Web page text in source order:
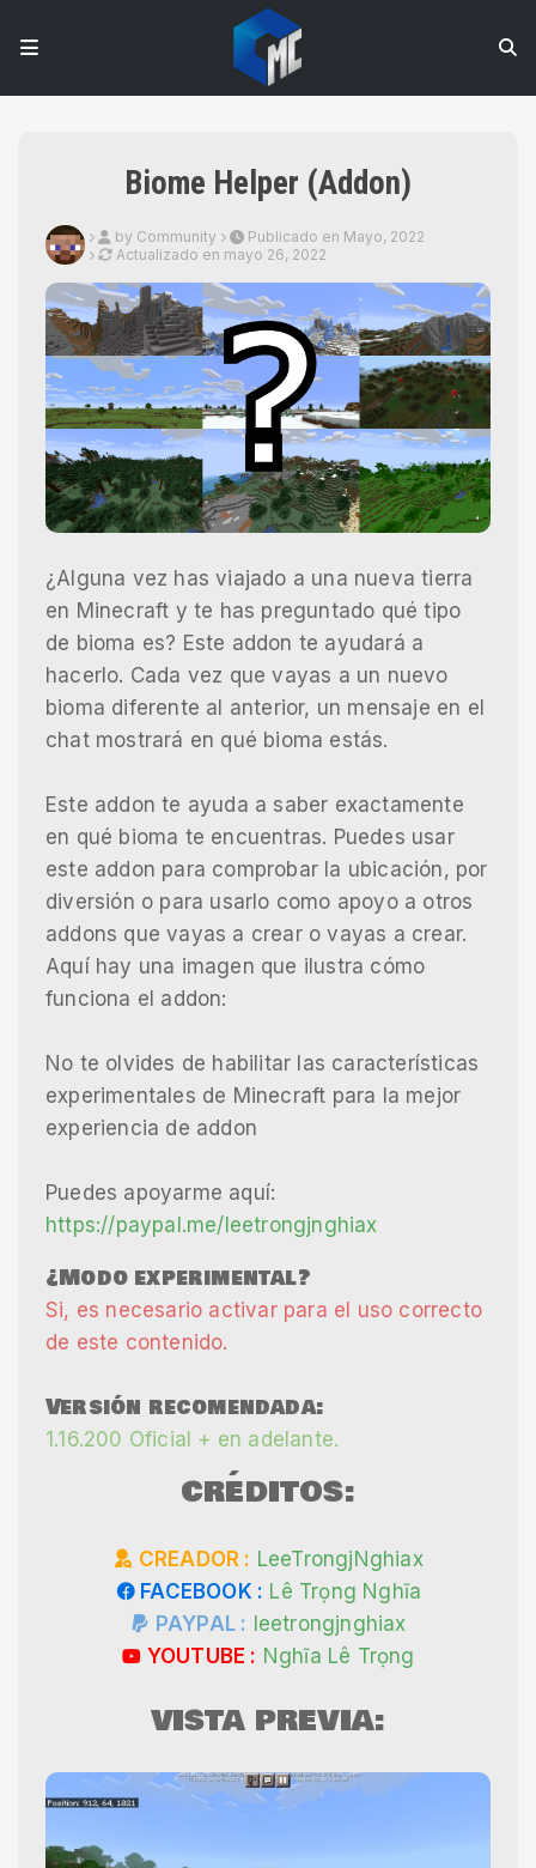
Biome Helper (Addon)
by Community
Publicado en Mayo, 2022
Actualizado en mayo 26, 2022
¿Alguna vez has viajado a una nueva tierra
en Minecraft y te has preguntado qué tipo
de bioma es? Este addon te ayudará a
hacerlo. Cada vez que vayas a un nuevo
bioma diferente al anterior, un mensaje en el
chat mostrará en qué bioma estás.
Este addon te ayuda a saber exactamente
en qué bioma te encuentras. Puedes usar
este addon para comprobar la ubicación, por
diversión o para usarlo como apoyo a otros
addons que vayas a crear o vayas a crear.
Aquí hay una imagen que ilustra cómo
funciona el addon:
No te olvides de habilitar las características
experimentales de Minecraft para la mejor
experiencia de addon
Puedes apoyarme aquí:
https://paypal.me/leetrongjnghiax
¿Modo experimental?
Si, es necesario activar para el uso correcto
de este contenido.
Versión recomendada:
1.16.200 Oficial + en adelante.
CRÉDITOS:
CREADOR : LeeTrongjNghiax
FACEBOOK : Lê Trọng Nghĩa
PAYPAL :
leetrongjnghiax
YOUTUBE : Nghĩa Lê Trọng
VISTA PREVIA: